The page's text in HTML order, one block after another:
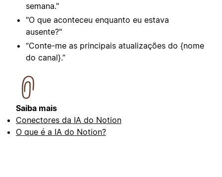
semana."
"O que aconteceu enquanto eu estava
ausente?"
“Conte-me as principais atualizações do {nome
do canal}.”
Saiba mais
Conectores da IA do Notion
O que é a IA do Notion?